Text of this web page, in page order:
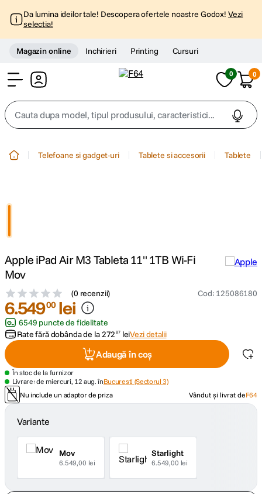
Da lumina ideilor tale! Descopera ofertele noastre Godox! Vezi
selectia!
Magazin online Inchirieri Printing Cursuri
0 0
Cauta dupa model, tipul produsului, caracteristici...
4. peak design
canon sx740 hs
. lavaliera
card memorie
8. ulanzi
9. insta 360
. godox
Telefoane si gadget-uri Tablete si accesorii Tablete
Apple iPad Air M3 Tableta 11" 1TB Wi-Fi
Mov
(0 recenzii) Cod: 125086180
6.54900 lei
6549 puncte de fidelitate
Rate fără dobânda de la272 87 leiVezi detalii
Adaugă în coș
În stoc de la furnizor
Livrare: de miercuri, 12 aug. înBucuresti (Sectorul 3)
Nu include un adaptor de priza
Vândut și livrat deF64
Variante
Mov
6.549,00 lei
Starlight
6.549,00 lei